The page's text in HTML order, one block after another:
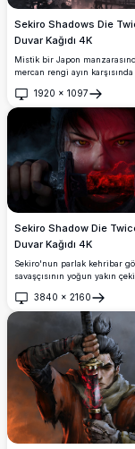
Sekiro Shadows Die
Duvar Kağıdı 4K
Mistik bir Japon
mercan rengi ayın
gösteren atmosferik 4K duvar
Yüksek çözünürlüklü sanat
mimari, yemyeşil bitki örtüsü
aydınlatma ile feodal
ultra-detaylı kalitede yakalıyor.
1920 × 1097
Aç
Sekiro Shadow Die
Duvar Kağıdı 4K
Sekiro'nun parlak kehribar
savaşçısının yoğun yakın
İkonik aksiyon-macera
ruhunu yansıtan karanlık,
3840 × 2160
Aç